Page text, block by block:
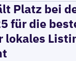
Platz bei
für die
lokales